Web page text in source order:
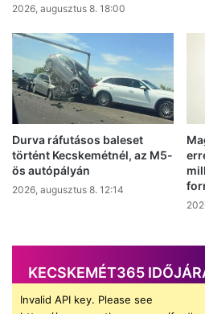
2026, augusztus 8. 18:00
Durva ráfutásos baleset
történt Kecskemétnél, az M5-
ös autópályán
2026, augusztus 8. 12:14
KECSKEMÉT365
Invalid API key. Please see